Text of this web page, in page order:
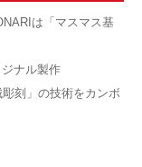
は「マスマス基
ナル製作
刻」の技術をカンボ